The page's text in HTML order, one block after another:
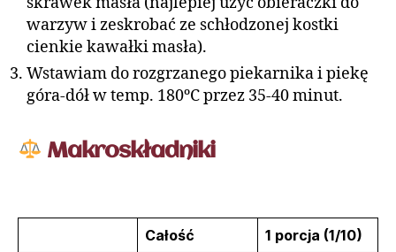
warzyw i zeskrobać ze schłodzonej kostki
cienkie kawałki masła).
Wstawiam do rozgrzanego piekarnika i piekę
góra-dół w temp. 180ºC przez 35-40 minut.
Makroskładniki
Całość 1 porcja (1/10)